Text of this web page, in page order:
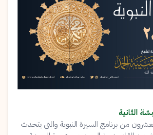
من برنامج السيرة النبوية والتي يتحدث